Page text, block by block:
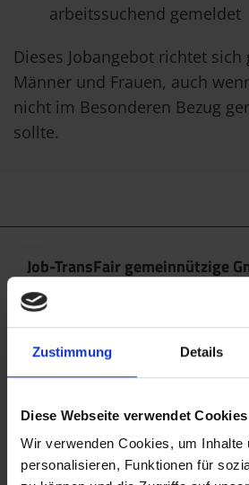
Zustimmung Details
Diese Webseite verwendet Cookies
Wir verwenden Cookies, um Inhalte
personalisieren, Funktionen für
arbeitssuchend gemeldet
Dieses Jobangebot richtet
Männer und Frauen, auch
nicht im Besonderen Bezug
sollte.
Job-TransFair gemeinnützige
Linke Wienzeile 10/21 (Zentrale)
1060 Wien
office@jobtransfair.at
+43 1 585 39 91
Die Inhalte unserer Webseite
enthalten. Nähere Details
unseremKI Manifest